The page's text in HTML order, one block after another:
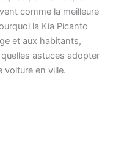
comme la meilleure
la Kia Picanto
et aux habitants,
astuces adopter
voiture en ville.